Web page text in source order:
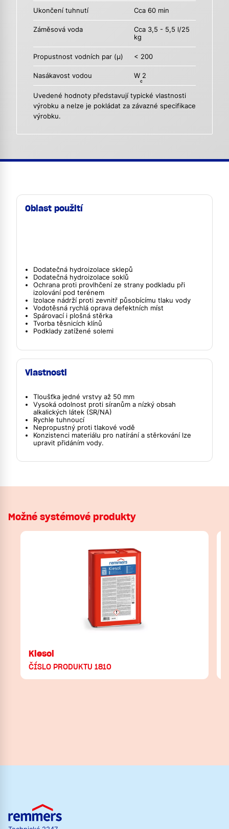
Ukončení tuhnutí Cca 60 min
Záměsová voda
Cca 3,5 - 5,5 l/25
kg
Propustnost vodních par (µ) < 200
Nasákavost vodou W
c
2
Uvedené hodnoty představují typické vlastnosti
výrobku a nelze je pokládat za závazné specifikace
výrobku.
Oblast použití
Dodatečná hydroizolace sklepů
Dodatečná hydroizolace soklů
Ochrana proti provlhčení ze strany podkladu při
izolování pod terénem
Izolace nádrží proti zevnitř působícímu tlaku vody
Vodotěsná rychlá oprava defektních míst
Spárovací i plošná stěrka
Tvorba těsnicích klínů
Podklady zatížené solemi
Vlastnosti
Tloušťka jedné vrstvy až 50 mm
Vysoká odolnost proti síranům a nízký obsah
alkalických látek (SR/NA)
Rychle tuhnoucí
Nepropustný proti tlakové vodě
Konzistenci materiálu pro natírání a stěrkování lze
upravit přidáním vody.
Možné systémové produkty
Kiesol
ČÍSLO PRODUKTU 1810